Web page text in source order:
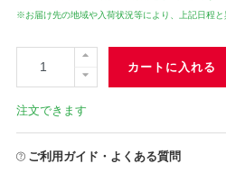
※お届け先の地域や入荷状況等により、上記日程
カートに入れる
注文できます
ご利用ガイド・よくある質問